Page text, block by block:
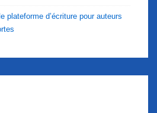
plateforme d’écriture pour auteurs